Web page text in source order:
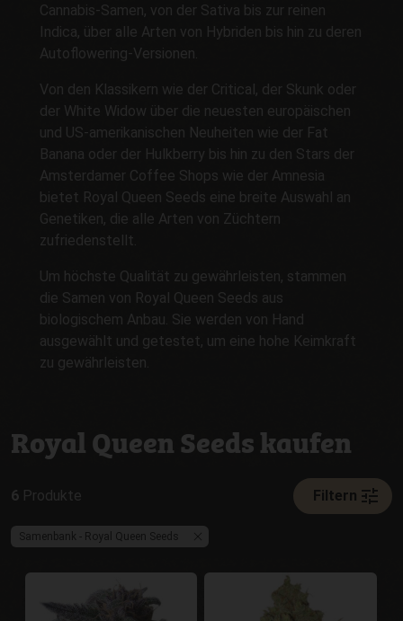
Cannabis-Samen, von der Sativa bis zur reinen
Indica, über alle Arten von Hybriden bis hin zu deren
Autoflowering-Versionen.
Von den Klassikern wie der Critical, der Skunk oder
der White Widow über die neuesten europäischen
und US-amerikanischen Neuheiten wie der Fat
Banana oder der Hulkberry bis hin zu den Stars der
Amsterdamer Coffee Shops wie der Amnesia
bietet Royal Queen Seeds eine breite Auswahl an
Genetiken, die alle Arten von Züchtern
zufriedenstellt.
Um höchste Qualität zu gewährleisten, stammen
die Samen von Royal Queen Seeds aus
biologischem Anbau. Sie werden von Hand
ausgewählt und getestet, um eine hohe Keimkraft
zu gewährleisten.
Royal Queen Seeds kaufen
6 Produkte Filtern tune
Samenbank - Royal Queen Seeds